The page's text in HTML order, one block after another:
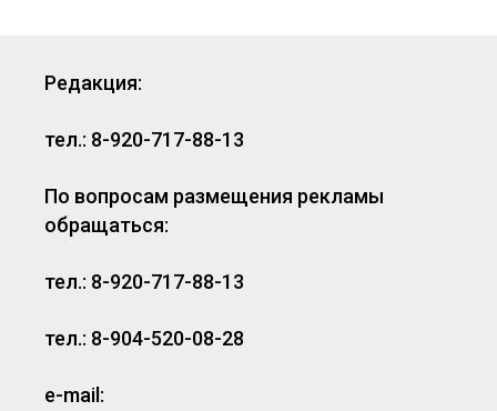
Редакция:
тел.: 8-920-717-88-13
По вопросам размещения рекламы
обращаться:
тел.: 8-920-717-88-13
тел.: 8-904-520-08-28
e-mail: